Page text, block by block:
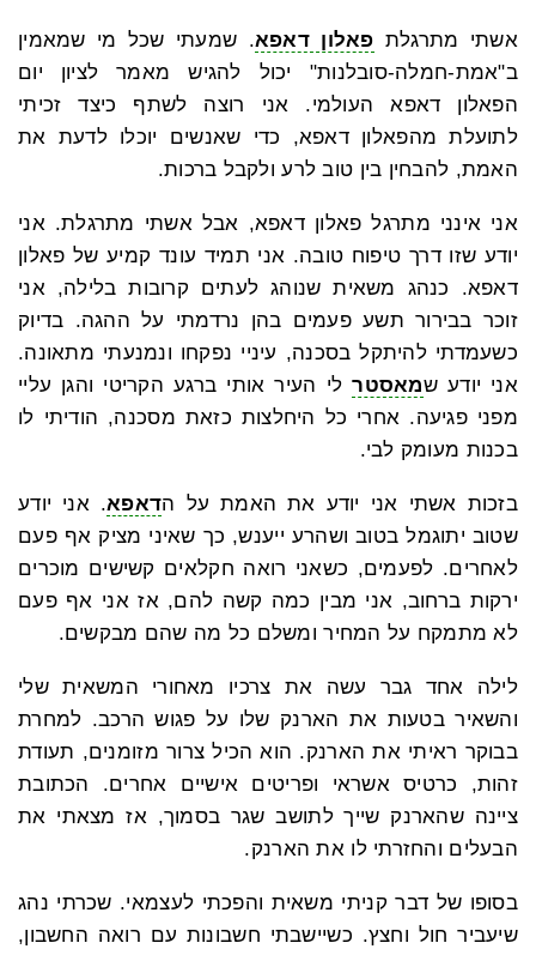
אשתי מתרגלת פאלון דאפא. שמעתי שכל מי שמאמין
ב"אמת-חמלה-סובלנות" יכול להגיש מאמר לציון יום
הפאלון דאפא העולמי. אני רוצה לשתף כיצד זכיתי
לתועלת מהפאלון דאפא, כדי שאנשים יוכלו לדעת את
האמת, להבחין בין טוב לרע ולקבל ברכות.
אני אינני מתרגל פאלון דאפא, אבל אשתי מתרגלת. אני
יודע שזו דרך טיפוח טובה. אני תמיד עונד קמיע של פאלון
דאפא. כנהג משאית שנוהג לעתים קרובות בלילה, אני
זוכר בבירור תשע פעמים בהן נרדמתי על ההגה. בדיוק
כשעמדתי להיתקל בסכנה, עיניי נפקחו ונמנעתי מתאונה.
אני יודע שמאסטרלי העיר אותי ברגע הקריטי והגן עליי
מפני פגיעה. אחרי כל היחלצות כזאת מסכנה, הודיתי לו
בכנות מעומק לבי.
בזכות אשתי אני יודע את האמת על הדאפא. אני יודע
שטוב יתוגמל בטוב ושהרע ייענש, כך שאיני מציק אף פעם
לאחרים. לפעמים, כשאני רואה חקלאים קשישים מוכרים
ירקות ברחוב, אני מבין כמה קשה להם, אז אני אף פעם
לא מתמקח על המחיר ומשלם כל מה שהם מבקשים.
לילה אחד גבר עשה את צרכיו מאחורי המשאית שלי
והשאיר בטעות את הארנק שלו על פגוש הרכב. למחרת
בבוקר ראיתי את הארנק. הוא הכיל צרור מזומנים, תעודת
זהות, כרטיס אשראי ופריטים אישיים אחרים. הכתובת
ציינה שהארנק שייך לתושב שגר בסמוך, אז מצאתי את
הבעלים והחזרתי לו את הארנק.
בסופו של דבר קניתי משאית והפכתי לעצמאי. שכרתי נהג
שיעביר חול וחצץ. כשיישבתי חשבונות עם רואה החשבון,